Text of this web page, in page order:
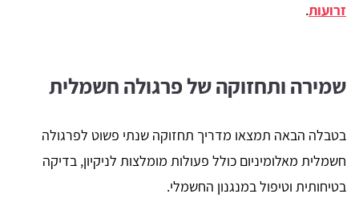
זרועות.
שמירה ותחזוקה של פרגולה חשמלית
בטבלה הבאה תמצאו מדריך תחזוקה שנתי פשוט לפרגולה
חשמלית מאלומיניום כולל פעולות מומלצות לניקיון, בדיקה
בטיחותית וטיפול במנגנון החשמלי.